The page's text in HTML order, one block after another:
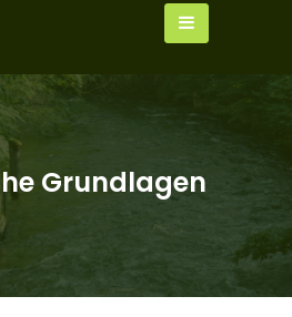
Grundlagen